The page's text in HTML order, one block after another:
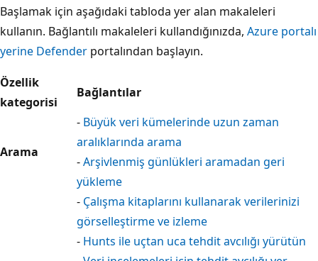
Başlamak için aşağıdaki tabloda yer alan makaleleri
kullanın. Bağlantılı makaleleri kullandığınızda, Azure portalı
yerine Defender portalından başlayın.
Özellik
kategorisi
Bağlantılar
Arama
- Büyük veri kümelerinde uzun zaman
aralıklarında arama
-Arşivlenmiş günlükleri aramadan geri
yükleme
- Çalışma kitaplarını kullanarak verilerinizi
görselleştirme ve izleme
- Hunts ile uçtan uca tehdit avcılığı yürütün